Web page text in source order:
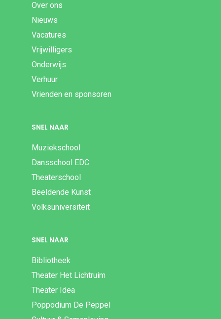
Over ons
Nieuws
Vacatures
Vrijwilligers
Onderwijs
Verhuur
Vrienden en sponsoren
SNEL NAAR
Muziekschool
Dansschool EDC
Theaterschool
Beeldende Kunst
Volksuniversiteit
SNEL NAAR
Bibliotheek
Theater Het Lichtruim
Theater Idea
Poppodium De Peppel